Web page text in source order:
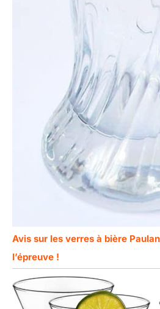
Avis sur les verres à bière
l’épreuve !